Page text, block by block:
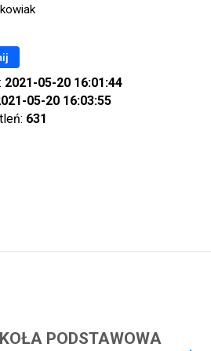
2021-05-20 16:01:44
05-20 16:03:55
631
PODSTAWOWA